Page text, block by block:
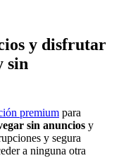
y disfrutar
sin
premium para
sin anuncios y
y segura
a ninguna otra